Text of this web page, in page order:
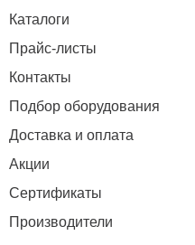
Каталоги
Прайс-листы
Контакты
Подбор оборудования
Доставка и оплата
Акции
Сертификаты
Производители